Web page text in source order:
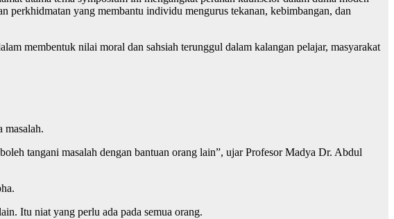
perkhidmatan yang membantu individu mengurus tekanan, kebimbangan, dan
membentuk nilai moral dan sahsiah terunggul dalam kalangan pelajar, masyarakat
masalah.
tangani masalah dengan bantuan orang lain”, ujar Profesor Madya Dr. Abdul
Itu niat yang perlu ada pada semua orang.